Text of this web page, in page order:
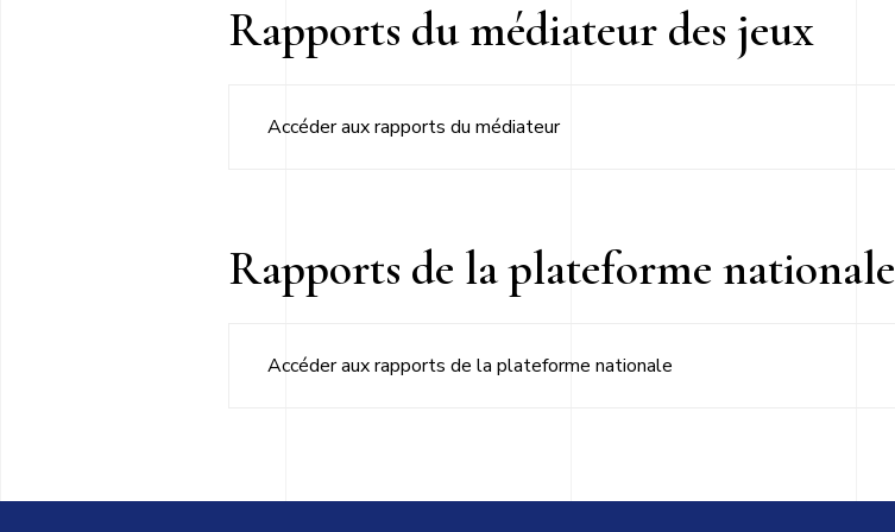
Rapports du médiateur des jeux
Accéder aux rapports du médiateur
Rapports de la plateforme nationale
Accéder aux rapports de la plateforme nationale